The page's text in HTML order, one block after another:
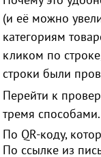
(и её можно
категориям
кликом по
строки были
Перейти к
тремя способами.
По QR-коду,
По ссылке из